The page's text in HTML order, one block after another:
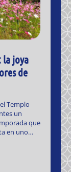
la joya
de
Templo
un
que
en uno…